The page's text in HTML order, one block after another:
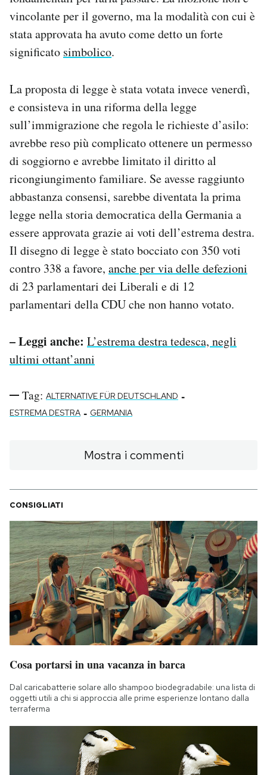
vincolante per il governo, ma la modalità con cui è
stata approvata ha avuto come detto un forte
significato simbolico.
La proposta di legge è stata votata invece venerdì,
e consisteva in una riforma della legge
sull’immigrazione che regola le richieste d’asilo:
avrebbe reso più complicato ottenere un permesso
di soggiorno e avrebbe limitato il diritto al
ricongiungimento familiare. Se avesse raggiunto
abbastanza consensi, sarebbe diventata la prima
legge nella storia democratica della Germania a
essere approvata grazie ai voti dell’estrema destra.
Il disegno di legge è stato bocciato con 350 voti
contro 338 a favore, anche per via delle defezioni
di 23 parlamentari dei Liberali e di 12
parlamentari della CDU che non hanno votato.
– Leggi anche: L’estrema destra tedesca, negli
ultimi ottant’anni
Tag: ALTERNATIVE FÜR DEUTSCHLAND -
ESTREMA DESTRA - GERMANIA
Mostra i commenti
CONSIGLIATI
Cosa portarsi in una vacanza in barca
Dal caricabatterie solare allo shampoo biodegradabile: una lista di
oggetti utili a chi si approccia alle prime esperienze lontano dalla
terraferma